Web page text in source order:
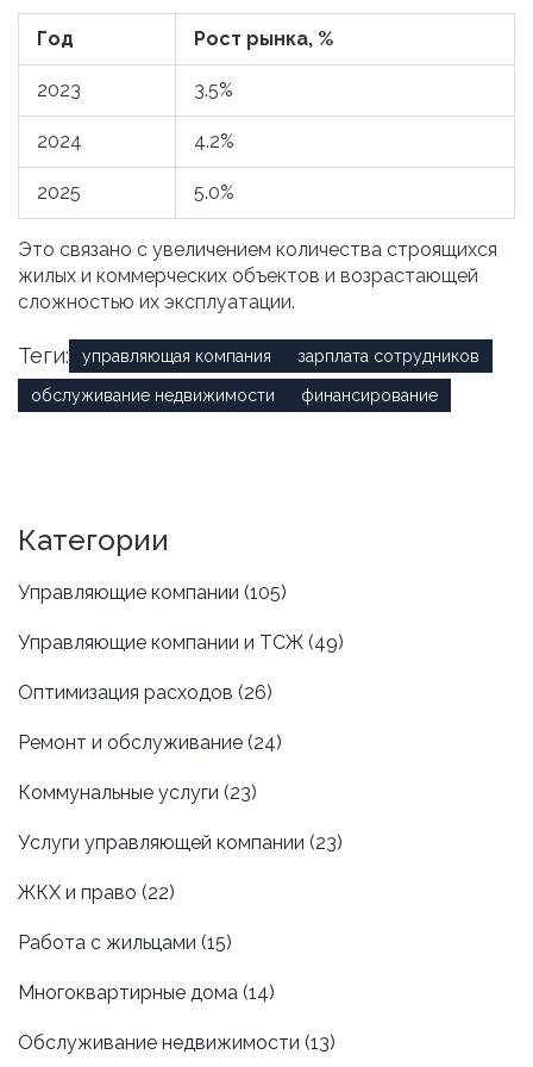
Год Рост рынка, %
2023 3.5%
2024 4.2%
2025 5.0%
Это связано с увеличением количества строящихся
жилых и коммерческих объектов и возрастающей
сложностью их эксплуатации.
Теги: управляющая компания зарплата сотрудников
обслуживание недвижимости финансирование
Категории
Управляющие компании (105)
Управляющие компании и ТСЖ (49)
Оптимизация расходов (26)
Ремонт и обслуживание (24)
Коммунальные услуги (23)
Услуги управляющей компании (23)
ЖКХ и право (22)
Работа с жильцами (15)
Многоквартирные дома (14)
Обслуживание недвижимости (13)